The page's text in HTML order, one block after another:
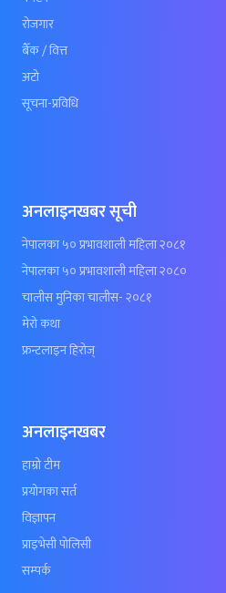
रोजगार
बैँक / वित्त
अटो
सूचना-प्रविधि
अनलाइनखबर सूची
नेपालका ५० प्रभावशाली महिला २०८१
नेपालका ५० प्रभावशाली महिला २०८०
चालीस मुनिका चालीस- २०८१
मेरो कथा
फ्रन्टलाइन हिरोज्
अनलाइनखबर
हाम्रो टीम
प्रयोगका सर्त
विज्ञापन
प्राइभेसी पोलिसी
सम्पर्क